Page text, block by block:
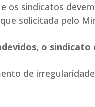
os sindicatos
solicitada pelo
o
de